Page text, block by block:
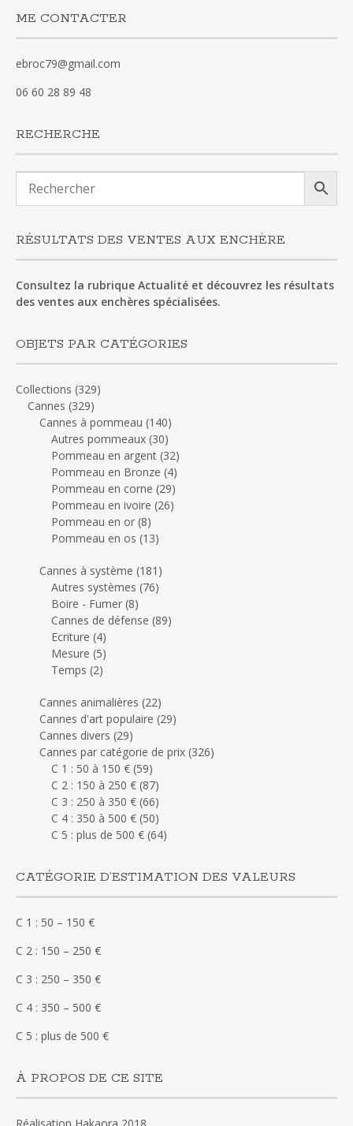
ME CONTACTER
ebroc79@gmail.com
06 60 28 89 48
RECHERCHE
RÉSULTATS DES VENTES AUX ENCHÈRE
Consultez la rubrique Actualité et découvrez les résultats
des ventes aux enchères spécialisées.
OBJETS PAR CATÉGORIES
Collections (329)
Cannes (329)
Cannes à pommeau (140)
Autres pommeaux (30)
Pommeau en argent (32)
Pommeau en Bronze (4)
Pommeau en corne (29)
Pommeau en ivoire (26)
Pommeau en or (8)
Pommeau en os (13)
Cannes à système (181)
Autres systèmes (76)
Boire - Fumer (8)
Cannes de défense (89)
Ecriture (4)
Mesure (5)
Temps (2)
Cannes animalières (22)
Cannes d'art populaire (29)
Cannes divers (29)
Cannes par catégorie de prix (326)
C 1 : 50 à 150 € (59)
C 2 : 150 à 250 € (87)
C 3 : 250 à 350 € (66)
C 4 : 350 à 500 € (50)
C 5 : plus de 500 € (64)
CATÉGORIE D’ESTIMATION DES VALEURS
C 1 : 50 – 150 €
C 2 : 150 – 250 €
C 3 : 250 – 350 €
C 4 : 350 – 500 €
C 5 : plus de 500 €
À PROPOS DE CE SITE